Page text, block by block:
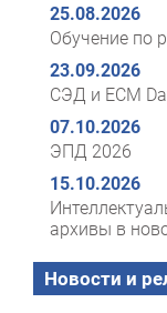
25.08.2026
Обучение по
23.09.2026
СЭД и ECM
07.10.2026
ЭПД 2026
15.10.2026
архивы в
Новости и